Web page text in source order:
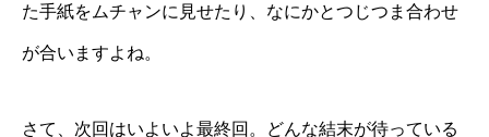
た手紙をムチャンに見せたり、なにかとつじつま合わせ
が合いますよね。
さて、次回はいよいよ最終回。どんな結末が待っている